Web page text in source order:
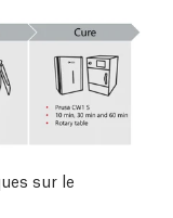
sur le